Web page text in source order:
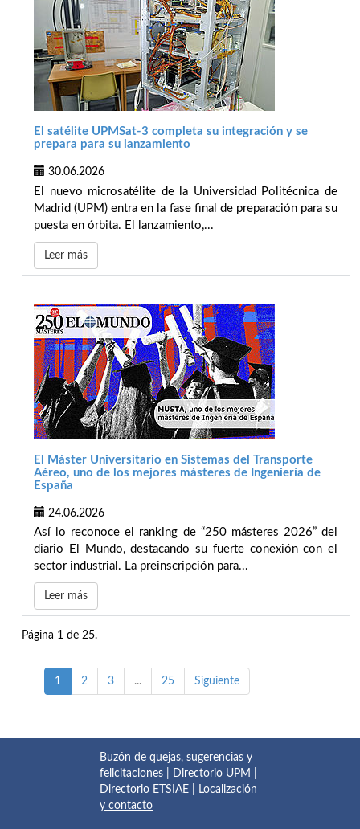
El satélite UPMSat-3 completa su integración y se
prepara para su lanzamiento
30.06.2026
El nuevo microsatélite de la Universidad Politécnica de
Madrid (UPM) entra en la fase final de preparación para su
puesta en órbita. El lanzamiento,...
Leer más
El Máster Universitario en Sistemas del Transporte
Aéreo, uno de los mejores másteres de Ingeniería de
España
24.06.2026
Así lo reconoce el ranking de “250 másteres 2026” del
diario El Mundo, destacando su fuerte conexión con el
sector industrial. La preinscripción para...
Leer más
Página 1 de 25.
1 2 3 ... 25 Siguiente
Buzón de quejas, sugerencias y
felicitaciones
Directorio UPM
Directorio ETSIAE
Localización
y contacto